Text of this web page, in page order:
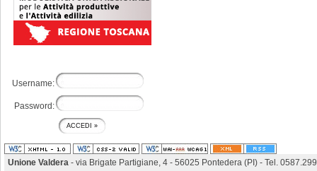
Username:
Password:
Unione Valdera - via Brigate Partigiane, 4 - 56025 Pontedera (PI) - Tel.